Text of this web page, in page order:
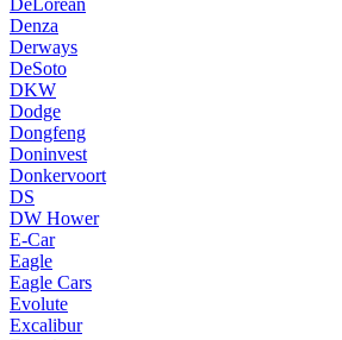
Denza
Derways
DeSoto
DKW
Dodge
Dongfeng
Doninvest
Donkervoort
DS
DW Hower
E-Car
Eagle
Eagle Cars
Evolute
Excalibur